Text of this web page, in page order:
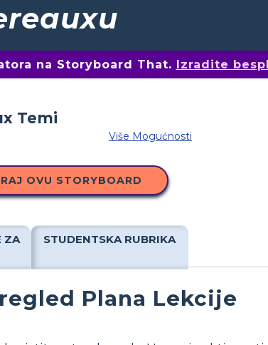
na Storyboard That. Izradite
Više Mogućnosti
OVU STORYBOARD
ZA
STUDENTSKA RUBRIKA
Plana Lekcije